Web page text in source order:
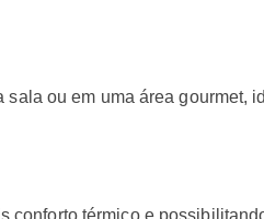
ou em uma área gourmet,
conforto térmico e